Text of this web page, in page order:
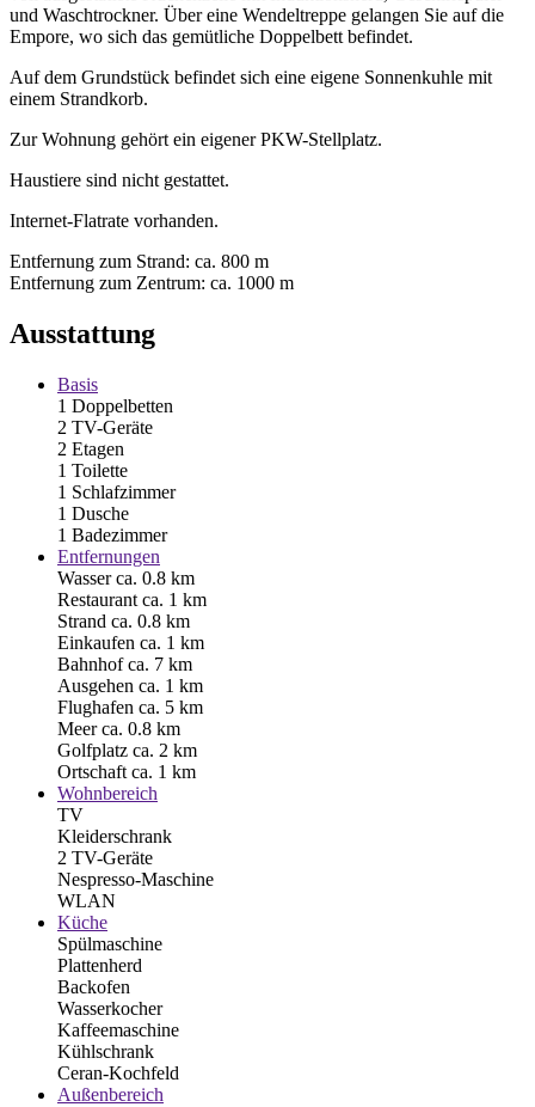
und Waschtrockner. Über eine Wendeltreppe gelangen Sie auf die
Empore, wo sich das gemütliche Doppelbett befindet.
Auf dem Grundstück befindet sich eine eigene Sonnenkuhle mit
einem Strandkorb.
Zur Wohnung gehört ein eigener PKW-Stellplatz.
Haustiere sind nicht gestattet.
Internet-Flatrate vorhanden.
Entfernung zum Strand: ca. 800 m
Entfernung zum Zentrum: ca. 1000 m
Ausstattung
Basis
1 Doppelbetten
2 TV-Geräte
2 Etagen
1 Toilette
1 Schlafzimmer
1 Dusche
1 Badezimmer
Entfernungen
Wasser ca. 0.8 km
Restaurant ca. 1 km
Strand ca. 0.8 km
Einkaufen ca. 1 km
Bahnhof ca. 7 km
Ausgehen ca. 1 km
Flughafen ca. 5 km
Meer ca. 0.8 km
Golfplatz ca. 2 km
Ortschaft ca. 1 km
Wohnbereich
TV
Kleiderschrank
2 TV-Geräte
Nespresso-Maschine
WLAN
Küche
Spülmaschine
Plattenherd
Backofen
Wasserkocher
Kaffeemaschine
Kühlschrank
Ceran-Kochfeld
Außenbereich